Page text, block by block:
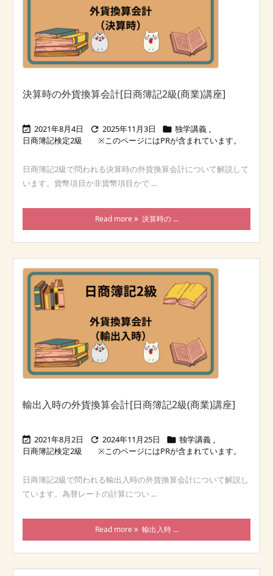
決算時の外貨換算会計[日商簿記2級(商業)講座]
 2021年8月4日  2025年11月3日  独学講義 ,
日商簿記検定2級
日商簿記2級で問われる決算時の外貨換算会計について解説して
います。貨幣項目か非貨幣項目かで ...
Read more 決算時の ...
輸出入時の外貨換算会計[日商簿記2級(商業)講座]
 2021年8月2日  2024年11月25日  独学講義 ,
日商簿記検定2級
日商簿記2級で問われる輸出入時の外貨換算会計について解説し
ています。為替レートの計算につい ...
Read more 輸出入時 ...